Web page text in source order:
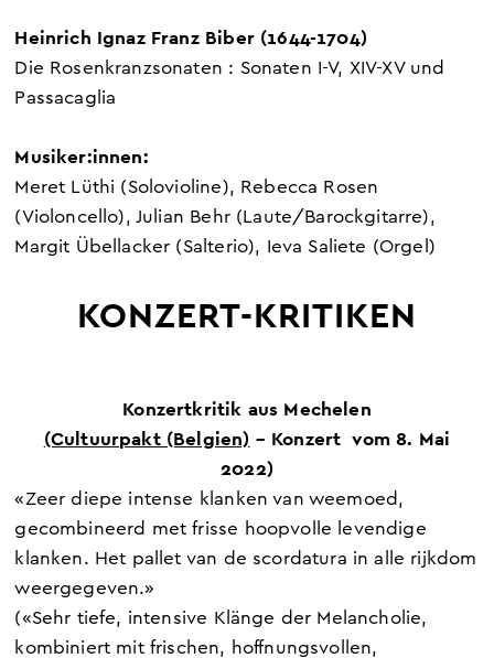
Heinrich Ignaz Franz Biber (1644-1704)
Die Rosenkranzsonaten : Sonaten I-V, XIV-XV und
Passacaglia
Musiker:innen:
Meret Lüthi (Solovioline), Rebecca Rosen
(Violoncello), Julian Behr (Laute/Barockgitarre),
Margit Übellacker (Salterio), Ieva Saliete (Orgel)
KONZERT-KRITIKEN
Konzertkritik aus Mechelen
(Cultuurpakt (Belgien) – Konzert vom 8. Mai
2022)
«Zeer diepe intense klanken van weemoed,
gecombineerd met frisse hoopvolle levendige
klanken. Het pallet van de scordatura in alle rijkdom
weergegeven.»
(«Sehr tiefe, intensive Klänge der Melancholie,
kombiniert mit frischen, hoffnungsvollen,